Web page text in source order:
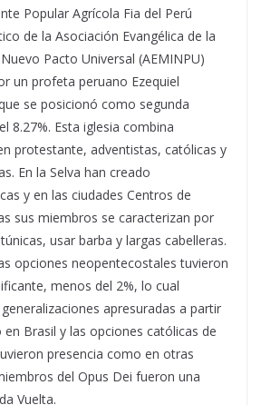
Popular Agrícola Fia del Perú
de la Asociación Evangélica de la
Pacto Universal (AEMINPU)
un profeta peruano Ezequiel
se posicionó como segunda
8.27%. Esta iglesia combina
protestante, adventistas, católicas y
En la Selva han creado
y en las ciudades Centros de
sus miembros se caracterizan por
usar barba y largas cabelleras.
opciones neopentecostales tuvieron
menos del 2%, lo cual
apresuradas a partir
Brasil y las opciones católicas de
presencia como en otras
del Opus Dei fueron una
Vuelta.